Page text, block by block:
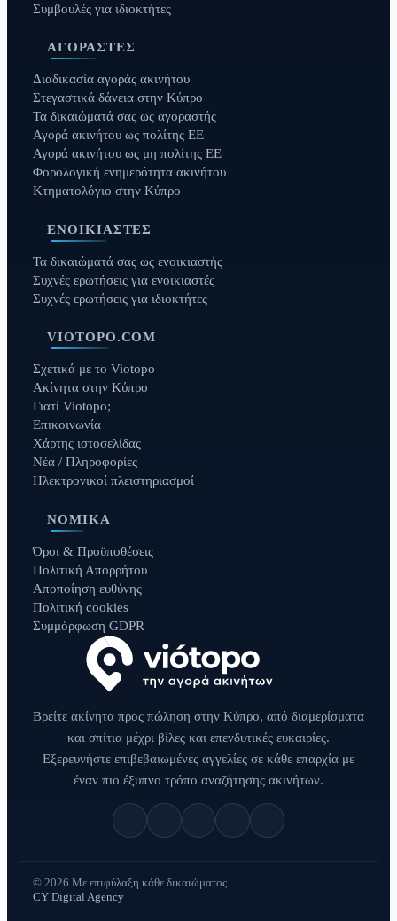
Συμβουλές για ιδιοκτήτες
ΑΓΟΡΑΣΤΈΣ
Διαδικασία αγοράς ακινήτου
Στεγαστικά δάνεια στην Κύπρο
Τα δικαιώματά σας ως αγοραστής
Αγορά ακινήτου ως πολίτης ΕΕ
Αγορά ακινήτου ως μη πολίτης ΕΕ
Φορολογική ενημερότητα ακινήτου
Κτηματολόγιο στην Κύπρο
ΕΝΟΙΚΙΑΣΤΈΣ
Τα δικαιώματά σας ως ενοικιαστής
Συχνές ερωτήσεις για ενοικιαστές
Συχνές ερωτήσεις για ιδιοκτήτες
VIOTOPO.COM
Σχετικά με το Viotopo
Ακίνητα στην Κύπρο
Γιατί Viotopo;
Επικοινωνία
Χάρτης ιστοσελίδας
Νέα / Πληροφορίες
Ηλεκτρονικοί πλειστηριασμοί
ΝΟΜΙΚΆ
Όροι & Προϋποθέσεις
Πολιτική Απορρήτου
Αποποίηση ευθύνης
Πολιτική cookies
Συμμόρφωση GDPR
Βρείτε ακίνητα προς πώληση στην Κύπρο, από διαμερίσματα
και σπίτια μέχρι βίλες και επενδυτικές ευκαιρίες.
Εξερευνήστε επιβεβαιωμένες αγγελίες σε κάθε επαρχία με
έναν πιο έξυπνο τρόπο αναζήτησης ακινήτων.
© 2026 Με επιφύλαξη κάθε δικαιώματος.
CY Digital Agency